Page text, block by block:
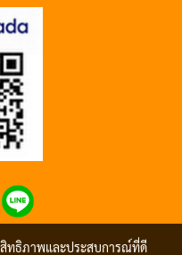
สิทธิภาพและประสบการณ์ที่ดี